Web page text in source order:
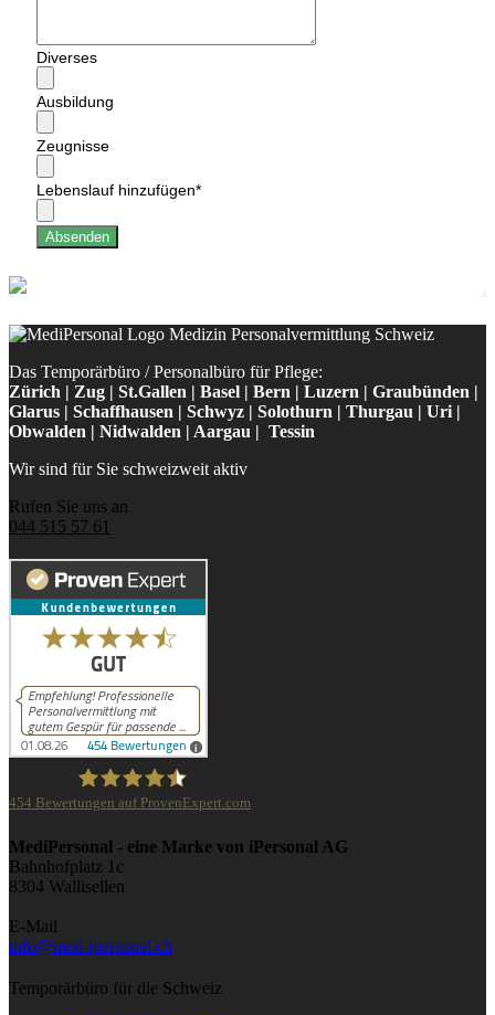
Diverses
Ausbildung
Zeugnisse
Lebenslauf hinzufügen*
Absenden
Das Temporärbüro / Personalbüro für Pflege:
Zürich | Zug | St.Gallen | Basel | Bern | Luzern | Graubünden |
Glarus | Schaffhausen | Schwyz | Solothurn | Thurgau | Uri |
Obwalden | Nidwalden | Aargau | Tessin
Wir sind für Sie schweizweit aktiv
Rufen Sie uns an
044 515 57 61
iPersonal
454 Bewertungen auf ProvenExpert.com
MediPersonal - eine Marke von iPersonal AG
Bahnhofplatz 1c
8304 Wallisellen
E-Mail
info@med-ipersonal.ch
Temporärbüro für die Schweiz